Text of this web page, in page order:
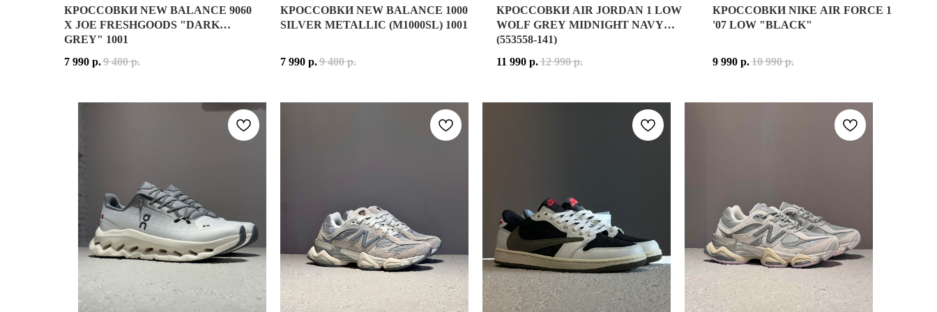
КРОССОВКИ NEW BALANCE 9060
X JOE FRESHGOODS "DARK
GREY" 1001
NEW BALANCE 9060 X JOE FRESHGOODS
ИСТОРИЯ СОЗДАНИЯ МОДЕЛИ
NEW BALANCE 9060 — ЭТО СОВРЕМЕННОЕ ПЕРЕОСМЫСЛЕНИЕ КЛАССИЧЕСКИХ СИЛУЭТОВ 99X-СЕРИИ, ВДОХНОВЛЁННОЕ ФУТУРИСТИЧЕСКИМИ МОТИВАМИ НАЧАЛА 2000-Х
ИСТОРИЯ СОЗДАНИЯ РАСЦВЕТОК
JOE FRESHGOODS ПРЕДСТАВИЛ НЕСКОЛЬКО ЭКСКЛЮЗИВНЫХ РАСЦВЕТОК 9060, КАЖДАЯ ИЗ КОТОРЫХ РАССКАЗЫВАЕТ СВОЮ ИСТОРИЮ:
"INSIDE VOICES - BABY SHOWER BLUE" — ОТСЫЛКА К АМЕРИКАНСКИМ ТРАДИЦИЯМ ПРАЗДНОВАНИЯ РОЖДЕНИЯ РЕБЁНКА И СЕМЕЙНЫМ ВОСПОМИНАНИЯМ ДИЗАЙНЕРА.
"BENEATH THE SURFACE" — СОЧЕТАЕТ ЗЕМЛИСТЫЕ ТОНА И СКРЫТЫЕ ДЕТАЛИ, СИМВОЛИЗИРУЯ ГЛУБИНУ ЧЕЛОВЕЧЕСКОЙ ЛИЧНОСТИ.
КАЖДАЯ ИЗ ЭТИХ РАСЦВЕТОК ОБЛАДАЕТ УНИКАЛЬНОЙ ЦВЕТОВОЙ ПАЛИТРОЙ, СОЧЕТАЮЩЕЙ МЯГКИЕ ПАСТЕЛЬНЫЕ И НАСЫЩЕННЫЕ ОТТЕНКИ, ЧТО ПОДЧЁРКИВАЕТ ФИРМЕННЫЙ
МАТЕРИАЛЫ И ТЕХНОЛОГИИ
ПРЕМИАЛЬНАЯ ЗАМША И СЕТКА ДЛЯ КОМФОРТА И ДОЛГОВЕЧНОСТИ.
ПРОМЕЖУТОЧНАЯ ПОДОШВА ABZORB ДЛЯ ЭФФЕКТИВНОЙ АМОРТИЗАЦИИ.
7 990 р.9 400 р.
КРОССОВКИ NEW BALANCE 1000
SILVER METALLIC (M1000SL) 1001
NEW BALANCE 1000 SILVER METALLIC — СОВРЕМЕННОЕ ПЕРЕИЗДАНИЕ КУЛЬТОВОЙ БЕГОВОЙ МОДЕЛИ, ВПЕРВЫЕ
ВЕРХ МОДЕЛИ ВЫПОЛНЕН ИЗ СОЧЕТАНИЯ НАТУРАЛЬНОЙ КОЖИ, ВОЗДУХОПРОНИЦАЕМОЙ СЕТКИ И СИНТЕТИЧЕСКИХ ЭЛЕМЕНТОВ
NEW BALANCE 1000 СОЗДАНЫ ДЛЯ ТЕХ, КТО ХОЧЕТ ПОЛУЧИТЬ МАКСИМУМ КОМФОРТА БЕЗ КОМПРОМИССОВ В СТИЛЕ. ЭТО
NEW BALANCE 1000 SILVER METALLIC — ЭТО СОЧЕТАНИЕ АРХИВНОГО НАСЛЕДИЯ БРЕНДА, СОВРЕМЕННЫХ ТЕХНОЛОГИЙ И
24 АПРЕЛЯ 2024 ГОДА
7 990 р.9 400 р.
КРОССОВКИ AIR JORDAN 1 LOW
WOLF GREY MIDNIGHT NAVY
(553558-141)
КРОССОВКИ AIR JORDAN 1 LOW WOLF GREY MIDNIGHT NAVY (553558-141)
AIR JORDAN 1 LOW WOLF GREY MIDNIGHT NAVY 553558-141 — НИЗКАЯ ВЕРСИЯ
РАСЦВЕТКА WOLF GREY MIDNIGHT NAVY СОЧЕТАЕТ БЕЛУЮ ОСНОВУ С НАКЛАДКАМИ
AIR JORDAN 1 LOW WOLF GREY MIDNIGHT NAVY ПОДОЙДУТ ТЕМ, КТО ЦЕНИТ
МАТЕРИАЛ ВЕРХА: НАТУРАЛЬНАЯ КОЖА, СИНТЕТИЧЕСКАЯ КОЖА
ОСНОВНЫЕ ЦВЕТА: БЕЛЫЙ, WOLF GREY, MIDNIGHT NAVY
КОД МОДЕЛИ: 553558-141
ДАТА РЕЛИЗА: 2023 ГОД
11 990 р.12 990 р.
КРОССОВКИ NIKE AIR FORCE 1
'07 LOW "BLACK"
9 990 р.10 990 р.